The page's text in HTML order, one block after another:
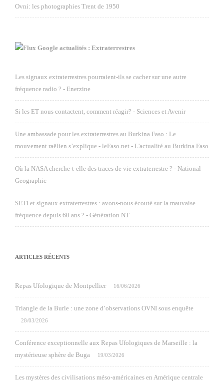
Ovni: les photographies Trent de 1950
Google actualités : Extraterrestres
Les signaux extraterrestres pourraient-ils se cacher sur une autre
fréquence radio ? - Enerzine
Si les ET nous contactent, comment réagir? - Sciences et Avenir
Une ambassade pour les extraterrestres au Burkina Faso : Le
mouvement raëlien s’explique - leFaso.net - L'actualité au Burkina Faso
Où la NASA cherche-t-elle des traces de vie extraterrestre ? - National
Geographic
SETI et signaux extraterrestres : avons-nous écouté sur la mauvaise
fréquence depuis 60 ans ? - Génération NT
ARTICLES RÉCENTS
Repas Ufologique de Montpellier 16/06/2026
Triangle de la Burle : une zone d’observations OVNI sous enquête
28/03/2026
Conférence exceptionnelle aux Repas Ufologiques de Marseille : la
mystérieuse sphère de Buga
19/03/2026
Les mystères des civilisations méso-américaines en Amérique centrale